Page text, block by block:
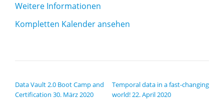
Zertifizierung
–
Weitere Informationen
Kompletten Kalender ansehen
Data Vault 2.0 Boot Camp and
Certification 30. März 2020
Temporal data in a fast-changing
world!22. April 2020